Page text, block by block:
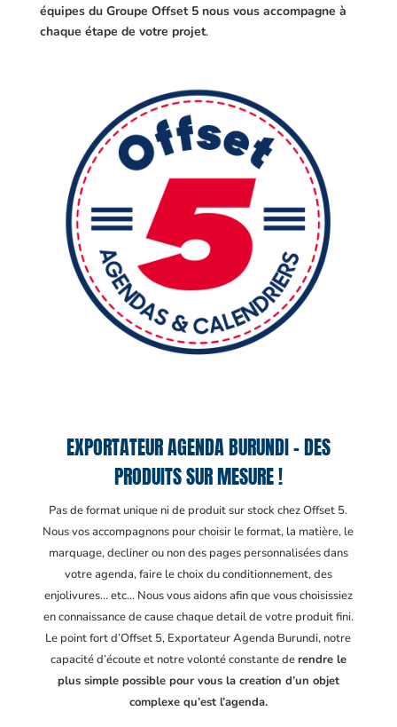
équipes du Groupe Offset 5 nous vous accompagne à
chaque étape de votre projet.
EXPORTATEUR AGENDA BURUNDI – DES
PRODUITS SUR MESURE !
Pas de format unique ni de produit sur stock chez Offset 5.
Nous vos accompagnons pour choisir le format, la matière, le
marquage, decliner ou non des pages personnalisées dans
votre agenda, faire le choix du conditionnement, des
enjolivures… etc… Nous vous aidons afin que vous choisissiez
en connaissance de cause chaque detail de votre produit fini.
Le point fort d’Offset 5, Exportateur Agenda Burundi, notre
capacité d’écoute et notre volonté constante derendre le
plus simple possible pour vous la creation d’un objet
complexe qu’est l’agenda.